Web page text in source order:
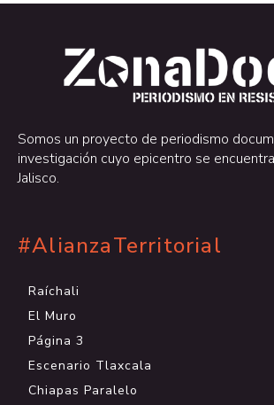
Somos un proyecto de periodismo
investigación cuyo epicentro se
Jalisco.
#AlianzaTerritorial
Raíchali
El Muro
Página 3
Escenario Tlaxcala
Chiapas Paralelo